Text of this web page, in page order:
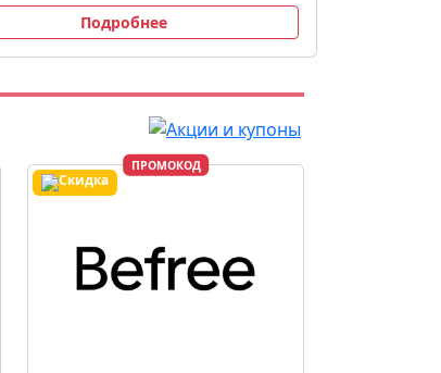
Подробнее
ПРОМОКОД